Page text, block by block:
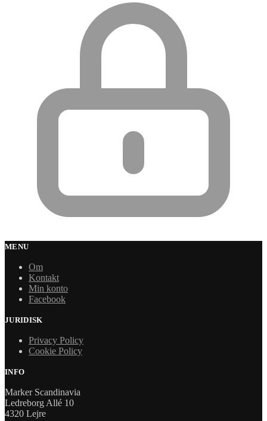
MENU
Om
Kontakt
Min konto
Facebook
JURIDISK
Privacy Policy
Cookie Policy
INFO
Marker Scandinavia
Ledreborg Allé 10
4320 Lejre